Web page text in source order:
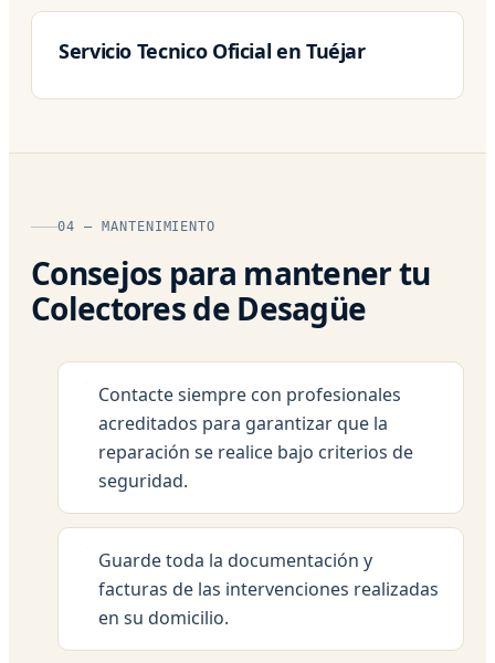
Servicio Tecnico Oficial en Tuéjar
04 — MANTENIMIENTO
Consejos para mantener tu
Colectores de Desagüe
Contacte siempre con profesionales
acreditados para garantizar que la
reparación se realice bajo criterios de
seguridad.
Guarde toda la documentación y
facturas de las intervenciones realizadas
en su domicilio.